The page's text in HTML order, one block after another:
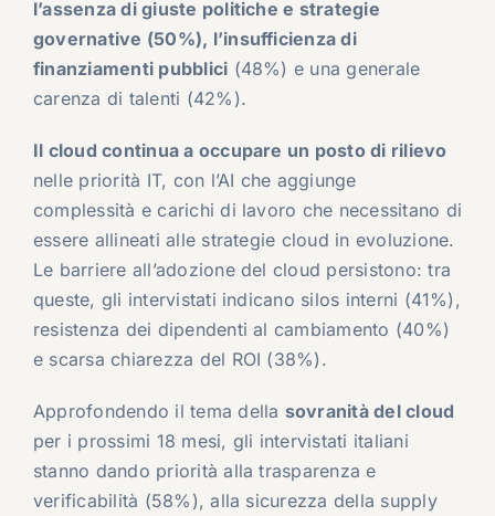
l’assenza di giuste politiche e strategie
governative (50%), l’insufficienza di
finanziamenti pubblici (48%) e una generale
carenza di talenti (42%).
Il cloud continua a occupare un posto di rilievo
nelle priorità IT, con l’AI che aggiunge
complessità e carichi di lavoro che necessitano di
essere allineati alle strategie cloud in evoluzione.
Le barriere all’adozione del cloud persistono: tra
queste, gli intervistati indicano silos interni (41%),
resistenza dei dipendenti al cambiamento (40%)
e scarsa chiarezza del ROI (38%).
Approfondendo il tema della sovranità del cloud
per i prossimi 18 mesi, gli intervistati italiani
stanno dando priorità alla trasparenza e
verificabilità (58%), alla sicurezza della supply